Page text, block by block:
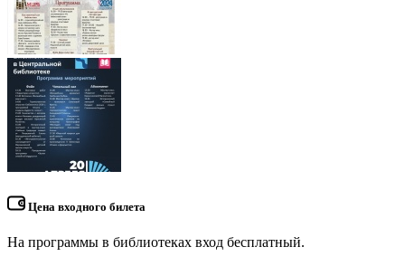
Цена входного билета
На программы в библиотеках вход бесплатный.